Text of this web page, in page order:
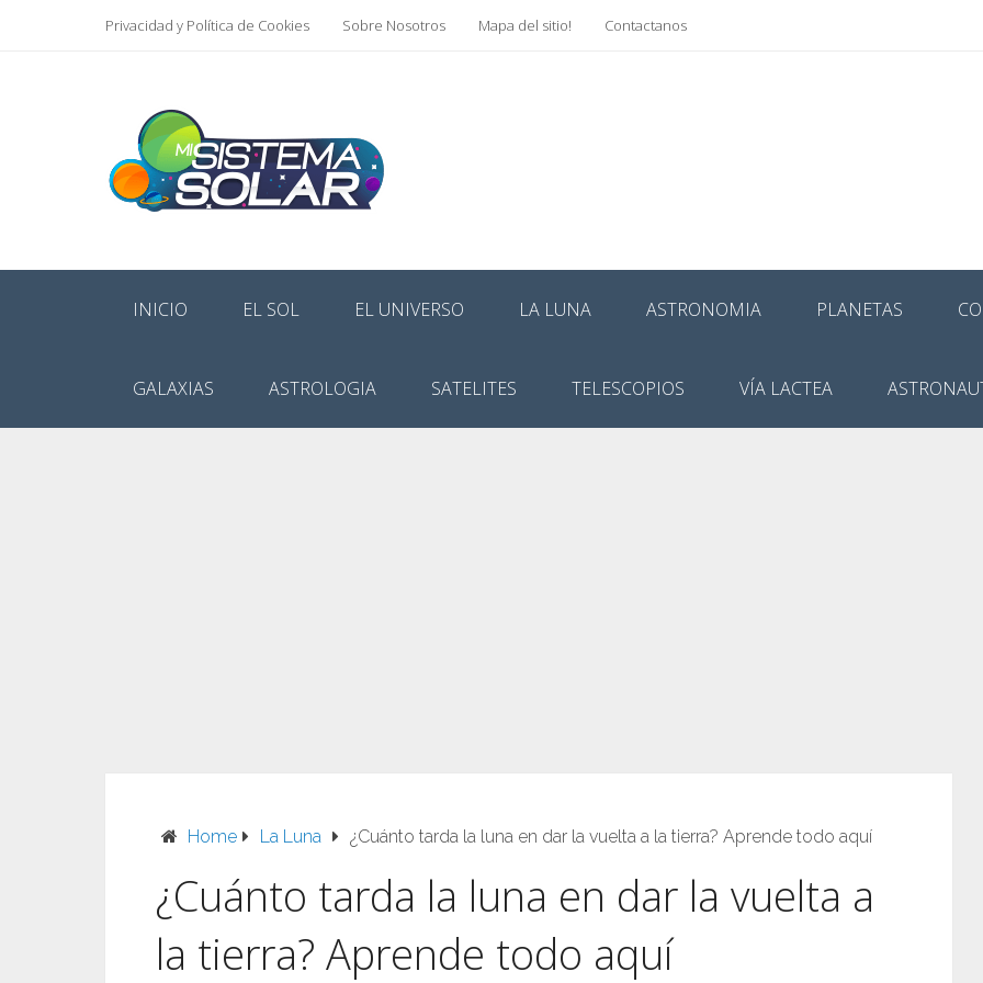
Privacidad y Política de Cookies Sobre Nosotros Mapa del sitio! Contactanos
INICIO EL SOL EL UNIVERSO LA LUNA ASTRONOMIA PLANETAS
GALAXIAS ASTROLOGIA SATELITES TELESCOPIOS VÍA LACTEA
Home La Luna ¿Cuánto tarda la luna en dar la vuelta a la tierra? Aprende todo aquí
¿Cuánto tarda la luna en dar la vuelta a
la tierra? Aprende todo aquí